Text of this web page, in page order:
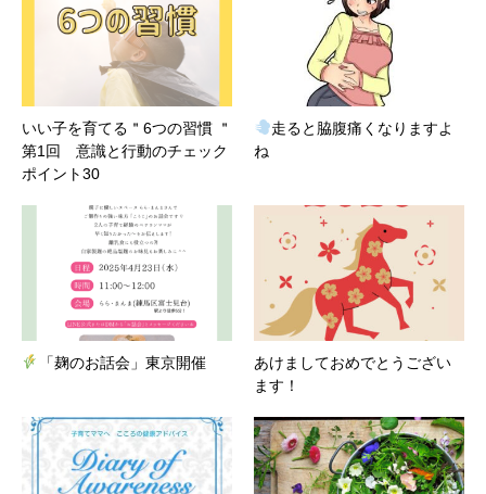
いい子を育てる＂6つの習慣 ＂
第1回 意識と行動のチェック
ポイント30
走ると脇腹痛くなりますよ
ね
「麹のお話会」東京開催
あけましておめでとうござい
ます！